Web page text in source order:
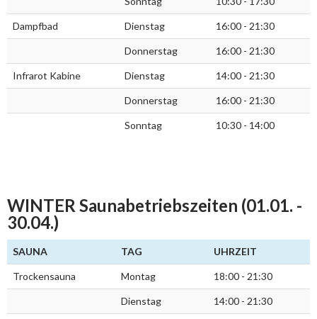
Dampfbad Dienstag 16:00 - 21:30
Donnerstag 16:00 - 21:30
Infrarot Kabine Dienstag 14:00 - 21:30
Donnerstag 16:00 - 21:30
Sonntag 10:30 - 14:00
WINTER Saunabetriebszeiten (01.01. -
30.04.)
SAUNA TAG UHRZEIT
Trockensauna Montag 18:00 - 21:30
Dienstag 14:00 - 21:30